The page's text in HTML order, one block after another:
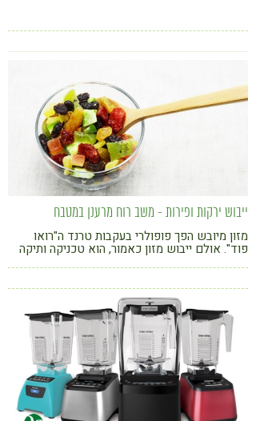
ייבוש ירקות ופירות - משב רוח מרענן במטבח
מזון מיובש הפך פופולרי בעקבות טרנד ה"רואו
פוד". אולם ייבוש מזון כאמור, הוא טכניקה ותיקה
שטומנת בחובה יתרונות רבים, שהאדם עשה בה
שימוש נרחב כבר מקדמת דנא